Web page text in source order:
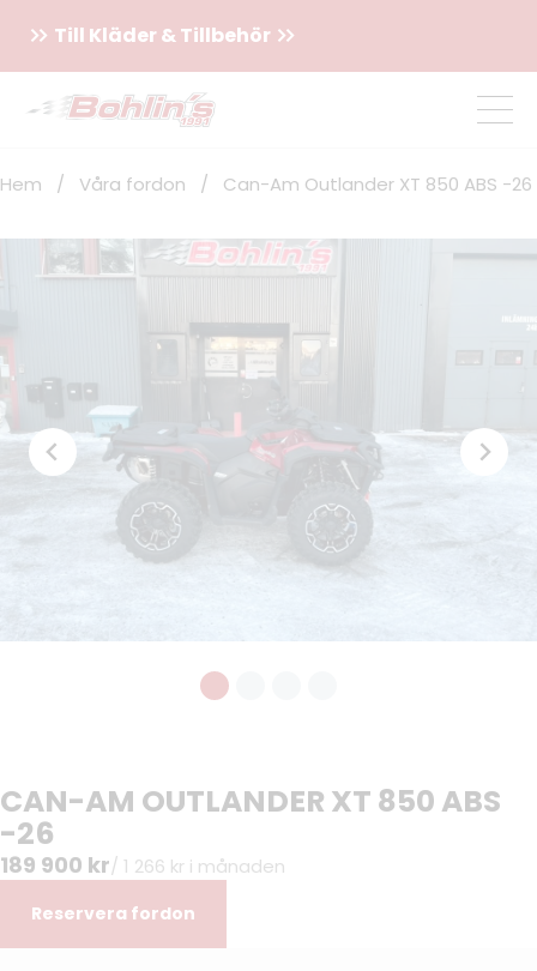
Till Kläder & Tillbehör
Hem / Våra fordon / Can-Am Outlander XT 850 ABS -26
CAN-AM OUTLANDER XT 850 ABS
-26
189 900 kr/ 1 266 kr i månaden
Reservera fordon